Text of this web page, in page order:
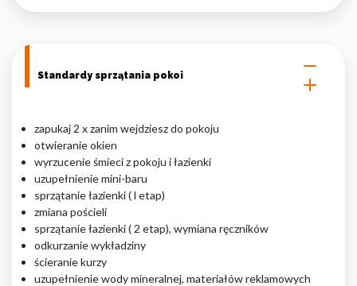
Standardy sprzątania pokoi
zapukaj 2 x zanim wejdziesz do pokoju
otwieranie okien
wyrzucenie śmieci z pokoju i łazienki
uzupełnienie mini-baru
sprzątanie łazienki ( l etap)
zmiana pościeli
sprzątanie łazienki ( 2 etap), wymiana ręczników
odkurzanie wykładziny
ścieranie kurzy
uzupełnienie wody mineralnej, materiałów reklamowych